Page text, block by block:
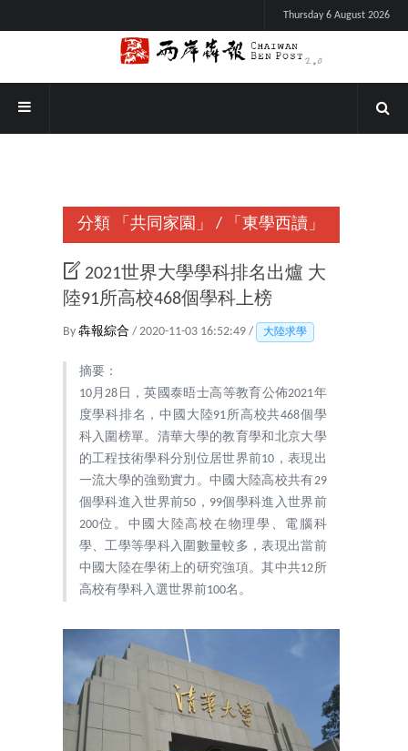
Thursday 6 August 2026
分類 「共同家園」 / 「東學西讀」
2021世界大學學科排名出爐 大
陸91所高校468個學科上榜
By 犇報綜合 / 2020-11-03 16:52:49 / 大陸求學
摘要：
10月28日，英國泰晤士高等教育公佈2021年
度學科排名，中國大陸91所高校共468個學
科入圍榜單。清華大學的教育學和北京大學
的工程技術學科分別位居世界前10，表現出
一流大學的強勁實力。中國大陸高校共有29
個學科進入世界前50，99個學科進入世界前
200位。中國大陸高校在物理學、電腦科
學、工學等學科入圍數量較多，表現出當前
中國大陸在學術上的研究強項。其中共12所
高校有學科入選世界前100名。